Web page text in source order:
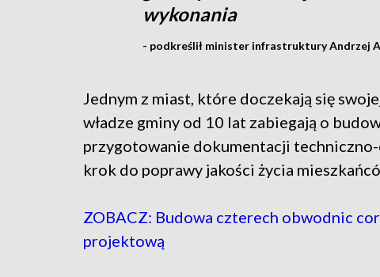
wykonania
- podkreślił minister infrastruktury Andrzej
Jednym z miast, które doczekają się
władze gminy od 10 lat zabiegają o
przygotowanie dokumentacji
krok do poprawy jakości życia
ZOBACZ: Budowa czterech obwodnic
projektową